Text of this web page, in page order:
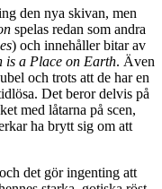
den nya skivan, men
spelas redan som andra
) och innehåller bitar av
is a Place on Earth. Även
och trots att de har en
Det beror delvis på
med låtarna på scen,
ha brytt sig om att
det gör ingenting att